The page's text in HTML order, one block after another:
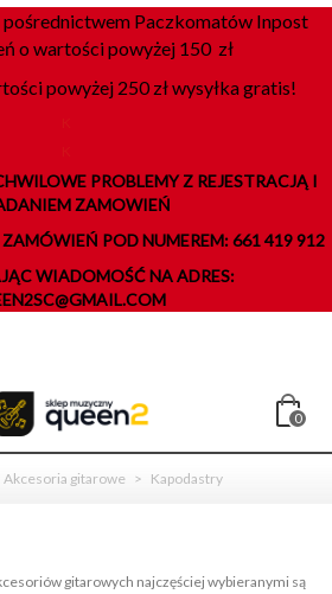
pośrednictwem Paczkomatów Inpost
o wartości powyżej 150 zł
powyżej 250 zł wysyłka gratis!
PROBLEMY Z REJESTRACJĄ I
ZAMOWIEŃ
POD NUMEREM: 661 419 912
WIADOMOŚĆ NA ADRES:
0
Akcesoria gitarowe > Kapodastry
gitarowych najczęściej wybieranymi są